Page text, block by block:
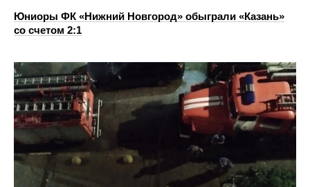
Юниоры ФК «Нижний Новгород» обыграли «Казань»
со счетом 2:1